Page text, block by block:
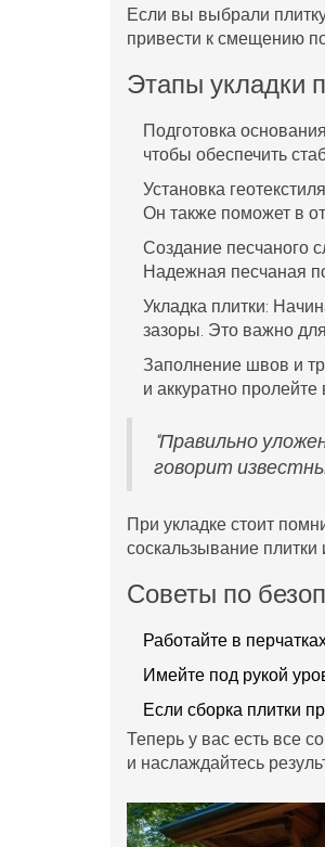
Если вы выбрали
привести к смещению
Этапы укладки
Подготовка основания
чтобы обеспечить
Установка геотекстиля
Он также поможет в
Создание песчаного
Надежная песчаная
Укладка плитки:
зазоры. Это важно
Заполнение швов и
и аккуратно
"Правильно
говорит
При укладке стоит
соскальзывание плитки
Советы по
Работайте в
Имейте под рукой
Если сборка плитки
Теперь у вас есть все
и наслаждайтесь